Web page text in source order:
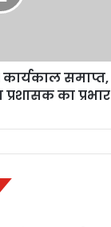
कार्यकाल समाप्त,
का प्रभार